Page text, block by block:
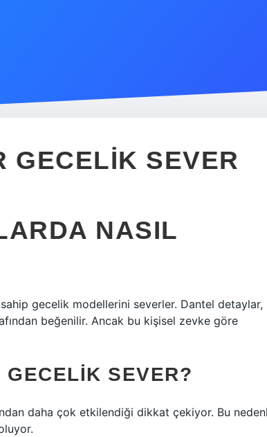
GECELIK SEVER
NASIL
gecelik modellerini severler. Dantel detaylar,
beğenilir. Ancak bu kişisel zevke göre
SEVER?
daha çok etkilendiği dikkat çekiyor. Bu